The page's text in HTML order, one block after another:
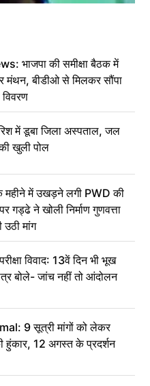
भाजपा की समीक्षा बैठक में
मंथन, बीडीओ से मिलकर सौंपा
में डूबा जिला अस्पताल, जल
खुली पोल
में उखड़ने लगी PWD की
ने खोली निर्माण गुणवत्ता
मांग
विवाद: 13वें दिन भी भूख
बोले- जांच नहीं तो आंदोलन
9 सूत्री मांगों को लेकर
हुंकार, 12 अगस्त के प्रदर्शन